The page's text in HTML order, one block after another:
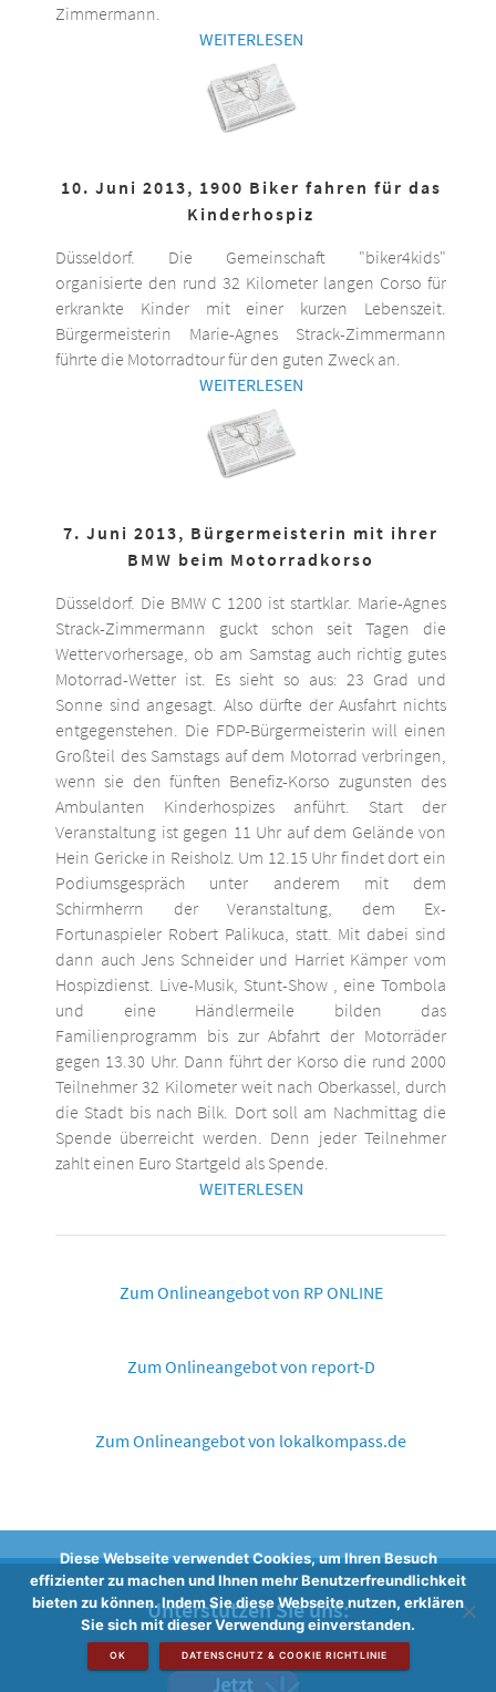
Zimmermann.
WEITERLESEN
10. Juni 2013, 1900 Biker fahren für das
Kinderhospiz
Düsseldorf. Die Gemeinschaft "biker4kids"
organisierte den rund 32 Kilometer langen Corso für
erkrankte Kinder mit einer kurzen Lebenszeit.
Bürgermeisterin Marie-Agnes Strack-Zimmermann
führte die Motorradtour für den guten Zweck an.
WEITERLESEN
7. Juni 2013, Bürgermeisterin mit ihrer
BMW beim Motorradkorso
Düsseldorf. Die BMW C 1200 ist startklar. Marie-Agnes
Strack-Zimmermann guckt schon seit Tagen die
Wettervorhersage, ob am Samstag auch richtig gutes
Motorrad-Wetter ist. Es sieht so aus: 23 Grad und
Sonne sind angesagt. Also dürfte der Ausfahrt nichts
entgegenstehen. Die FDP-Bürgermeisterin will einen
Großteil des Samstags auf dem Motorrad verbringen,
wenn sie den fünften Benefiz-Korso zugunsten des
Ambulanten Kinderhospizes anführt. Start der
Veranstaltung ist gegen 11 Uhr auf dem Gelände von
Hein Gericke in Reisholz. Um 12.15 Uhr findet dort ein
Podiumsgespräch unter anderem mit dem
Schirmherrn der Veranstaltung, dem Ex-
Fortunaspieler Robert Palikuca, statt. Mit dabei sind
dann auch Jens Schneider und Harriet Kämper vom
Hospizdienst. Live-Musik, Stunt-Show , eine Tombola
und eine Händlermeile bilden das
Familienprogramm bis zur Abfahrt der Motorräder
gegen 13.30 Uhr. Dann führt der Korso die rund 2000
Teilnehmer 32 Kilometer weit nach Oberkassel, durch
die Stadt bis nach Bilk. Dort soll am Nachmittag die
Spende überreicht werden. Denn jeder Teilnehmer
zahlt einen Euro Startgeld als Spende.
WEITERLESEN
Zum Onlineangebot von RP ONLINE
Zum Onlineangebot von report-D
Zum Onlineangebot von lokalkompass.de
Unterstützen Sie uns:
Diese Webseite verwendet Cookies, um Ihren Besuch
effizienter zu machen und Ihnen mehr Benutzerfreundlichkeit
bieten zu können. Indem Sie diese Webseite nutzen, erklären
Sie sich mit dieser Verwendung einverstanden.
OK DATENSCHUTZ & COOKIE RICHTLINIE